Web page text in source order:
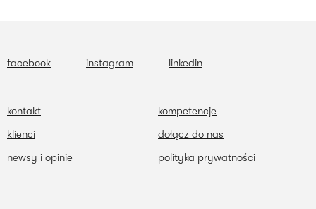
facebook instagram linkedin
kontakt
kompetencje
klienci
dołącz do nas
newsy i opinie
polityka prywatności